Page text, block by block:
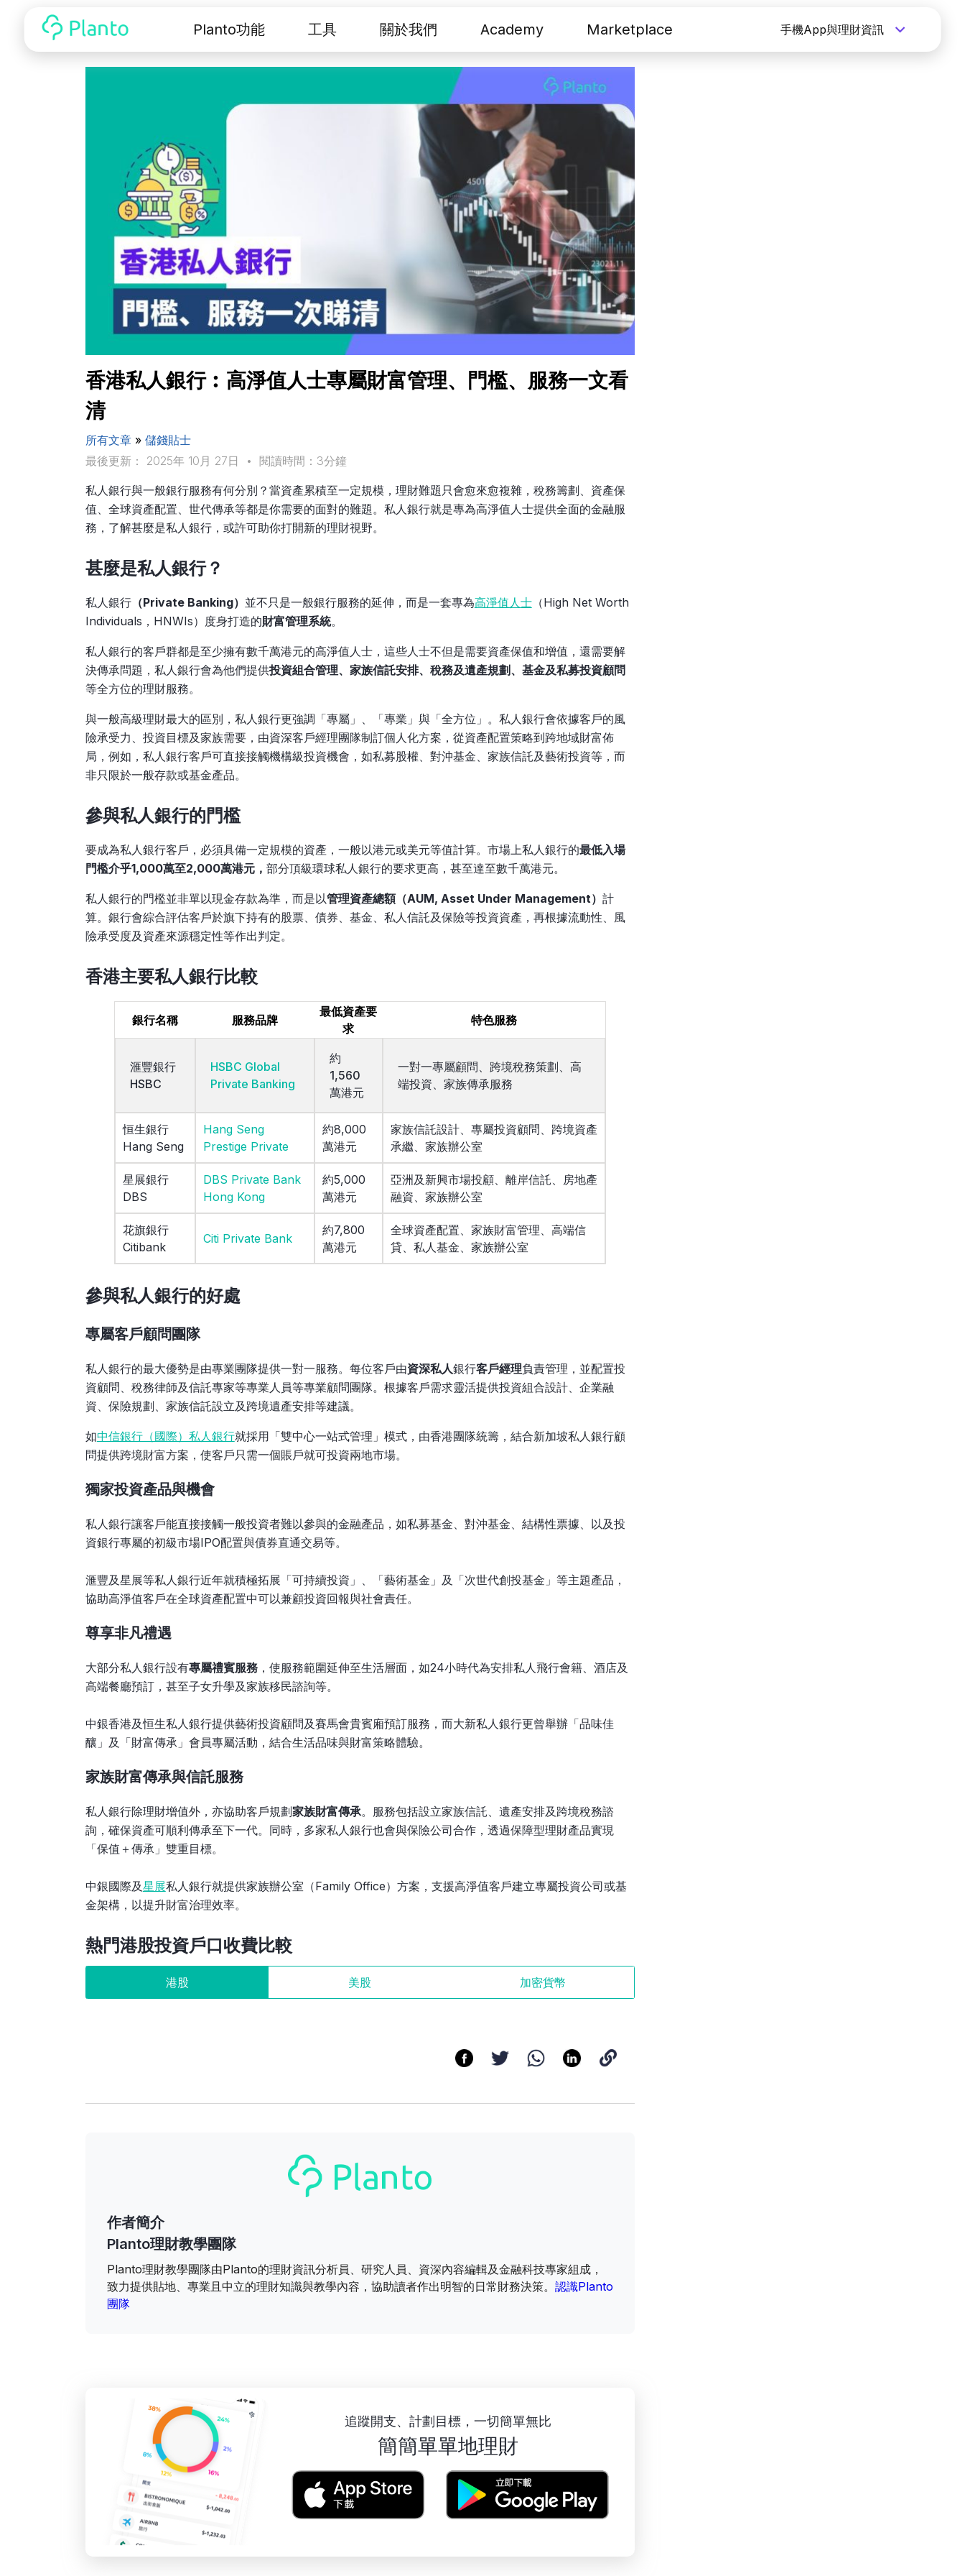
Planto功能 工具 關於我們 Academy Marketplace 手機App與理財資訊
香港私人銀行︰高淨值人士專屬財富管理、門檻、服務一文看
清
所有文章» 儲錢貼士
最後更新： 2025年 10月 27日
• 閱讀時間：3分鐘
私人銀行與一般銀行服務有何分別？當資產累積至一定規模，理財難題只會愈來愈複雜，稅務籌劃、資產保
值、全球資產配置、世代傳承等都是你需要的面對的難題。私人銀行就是專為高淨值人士提供全面的金融服
務，了解甚麼是私人銀行，或許可助你打開新的理財視野。
甚麼是私人銀行？
私人銀行（Private Banking） 並不只是一般銀行服務的延伸，而是一套專為高淨值人士（High Net Worth
Individuals，HNWIs）度身打造的財富管理系統。
私人銀行的客戶群都是至少擁有數千萬港元的高淨值人士，這些人士不但是需要資產保值和增值，還需要解
決傳承問題，私人銀行會為他們提供投資組合管理、家族信託安排、稅務及遺產規劃、基金及私募投資顧問
等全方位的理財服務。
與一般高級理財最大的區別，私人銀行更強調「專屬」、「專業」與「全方位」。私人銀行會依據客戶的風
險承受力、投資目標及家族需要，由資深客戶經理團隊制訂個人化方案，從資產配置策略到跨地域財富佈
局，例如，私人銀行客戶可直接接觸機構級投資機會，如私募股權、對沖基金、家族信託及藝術投資等，而
非只限於一般存款或基金產品。
參與私人銀行的門檻
要成為私人銀行客戶，必須具備一定規模的資產，一般以港元或美元等值計算。市場上私人銀行的最低入場
門檻介乎1,000萬至2,000萬港元， 部分頂級環球私人銀行的要求更高，甚至達至數千萬港元。​
私人銀行的門檻並非單以現金存款為準，而是以管理資產總額（AUM, Asset Under Management） 計
算。銀行會綜合評估客戶於旗下持有的股票、債券、基金、私人信託及保險等投資資產，再根據流動性、風
險承受度及資產來源穩定性等作出判定。
香港主要私人銀行比較
銀行名稱 服務品牌
最低資產要
求
特色服務
滙豐銀行
HSBC
HSBC Global
Private Banking
約
1,560
萬港元
一對一專屬顧問、跨境稅務策劃、高
端投資、家族傳承服務
恒生銀行
Hang Seng
Hang Seng
Prestige Private
約8,000
萬港元
家族信託設計、專屬投資顧問、跨境資產
承繼、家族辦公室
星展銀行
DBS
DBS Private Bank
Hong Kong
約5,000
萬港元
亞洲及新興市場投顧、離岸信託、房地產
融資、家族辦公室
花旗銀行
Citibank
Citi Private Bank
約7,800
萬港元
全球資產配置、家族財富管理、高端信
貸、私人基金、家族辦公室
參與私人銀行的好處
專屬客戶顧問團隊
私人銀行的最大優勢是由專業團隊提供一對一服務。每位客戶由資深私人銀行客戶經理負責管理，並配置投
資顧問、稅務律師及信託專家等專業人員等專業顧問團隊。根據客戶需求靈活提供投資組合設計、企業融
資、保險規劃、家族信託設立及跨境遺產安排等建議。​
如中信銀行（國際）私人銀行就採用「雙中心一站式管理」模式，由香港團隊統籌，結合新加坡私人銀行顧
問提供跨境財富方案，使客戶只需一個賬戶就可投資兩地市場。​
獨家投資產品與機會
私人銀行讓客戶能直接接觸一般投資者難以參與的金融產品，如私募基金、對沖基金、結構性票據、以及投
資銀行專屬的初級市場IPO配置與債券直通交易等。
滙豐及星展等私人銀行近年就積極拓展「可持續投資」、「藝術基金」及「次世代創投基金」等主題產品，
協助高淨值客戶在全球資產配置中可以兼顧投資回報與社會責任。​
尊享非凡禮遇
大部分私人銀行設有專屬禮賓服務，使服務範圍延伸至生活層面，如24小時代為安排私人飛行會籍、酒店及
高端餐廳預訂，甚至子女升學及家族移民諮詢等。
中銀香港及恒生私人銀行提供藝術投資顧問及賽馬會貴賓廂預訂服務，而大新私人銀行更曾舉辦「品味佳
釀」及「財富傳承」會員專屬活動，結合生活品味與財富策略體驗。​
家族財富傳承與信託服務
私人銀行除理財增值外，亦協助客戶規劃家族財富傳承。服務包括設立家族信託、遺產安排及跨境稅務諮
詢，確保資產可順利傳承至下一代。同時，多家私人銀行也會與保險公司合作，透過保障型理財產品實現
「保值＋傳承」雙重目標。
中銀國際及星展私人銀行就提供家族辦公室（Family Office）方案，支援高淨值客戶建立專屬投資公司或基
金架構，以提升財富治理效率。​
熱門港股投資戶口收費比較
港股 美股 加密貨幣
作者簡介
Planto理財教學團隊
Planto理財教學團隊由Planto的理財資訊分析員、研究人員、資深內容編輯及金融科技專家組成，
致力提供貼地、專業且中立的理財知識與教學內容，協助讀者作出明智的日常財務決策。 認識Planto
團隊
追蹤開支、計劃目標，一切簡單無比
簡簡單單地理財